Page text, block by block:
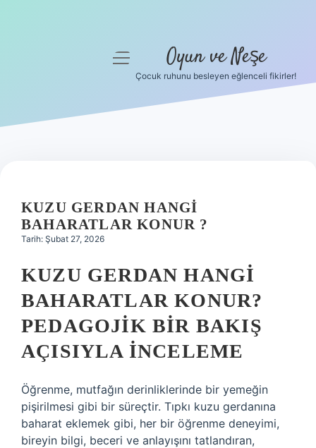
Hakkımızda
menüyü
Oyun ve Neşe
Çocuk ruhunu besleyen eğlenceli fikirler!
KUZU GERDAN HANGI
BAHARATLAR KONUR ?
Tarih: Şubat 27, 2026
KUZU GERDAN HANGI
BAHARATLAR KONUR?
PEDAGOJIK BIR BAKIŞ
AÇISIYLA İNCELEME
Öğrenme, mutfağın derinliklerinde bir yemeğin
pişirilmesi gibi bir süreçtir. Tıpkı kuzu gerdanına
baharat eklemek gibi, her bir öğrenme deneyimi,
bireyin bilgi, beceri ve anlayışını tatlandıran,